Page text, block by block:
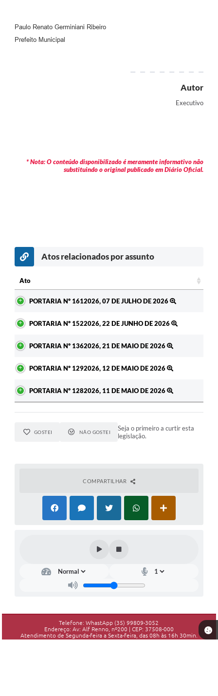
Paulo Renato Germiniani Ribeiro
Prefeito Municipal
Autor
Executivo
* Nota: O conteúdo disponibilizado é meramente informativo não
substituindo o original publicado em Diário Oficial.
Atos relacionados por assunto
Ato
PORTARIA Nº 1612026, 07 DE JULHO DE 2026
PORTARIA Nº 1522026, 22 DE JUNHO DE 2026
PORTARIA Nº 1362026, 21 DE MAIO DE 2026
PORTARIA Nº 1292026, 12 DE MAIO DE 2026
PORTARIA Nº 1282026, 11 DE MAIO DE 2026
GOSTEI NÃO GOSTEI
Seja o primeiro a curtir esta
legislação.
COMPARTILHAR
Telefone: WhastApp (35) 99809-3052
Endereço: Av: Alf Renno, nº200 | CEP: 37508-000
Atendimento de Segunda-feira a Sexta-feira, das 08h às 16h 30min.